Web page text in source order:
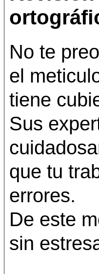
No te
el
tiene
Sus
que tu
errores.
De este
sin